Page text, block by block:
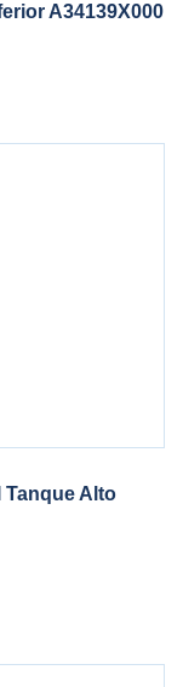
A34139X000
Tanque Alto